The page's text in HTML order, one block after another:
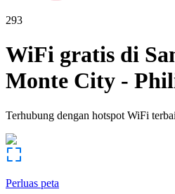
293
WiFi gratis di
Monte City -
Terhubung dengan hotspot WiFi
Perluas peta